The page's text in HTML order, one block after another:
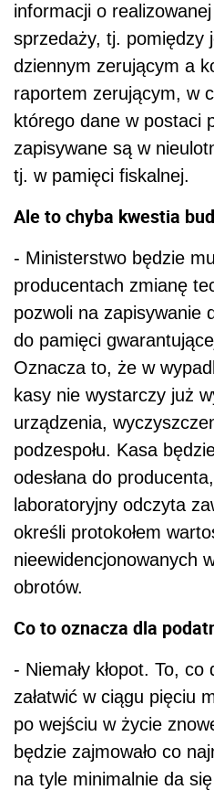
informacji o
sprzedaży, tj. pomiędzy
dziennym zerującym a
raportem zerującym, w
którego dane w postaci
zapisywane są w
tj. w pamięci fiskalnej.
Ale to chyba kwestia
- Ministerstwo będzie
producentach zmianę
pozwoli na zapisywanie
do pamięci
Oznacza to, że w
kasy nie wystarczy już
urządzenia,
podzespołu. Kasa
odesłana do
laboratoryjny odczyta
określi protokołem
nieewidencjonowanych
obrotów.
Co to oznacza dla
- Niemały kłopot. To, co
załatwić w ciągu pięciu
po wejściu w życie
będzie zajmowało co
na tyle minimalnie da